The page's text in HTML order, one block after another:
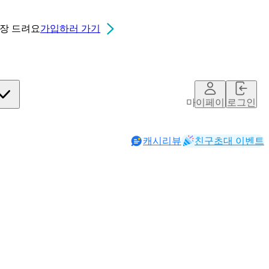
드려요가입하러 가기
마이페이지로그인
캐시리뷰 친구초대 이벤트